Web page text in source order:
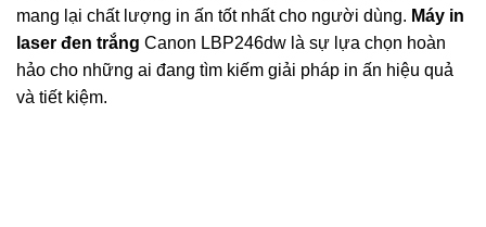
mang lại chất lượng in ấn tốt nhất cho người dùng. Máy in
laser đen trắng Canon LBP246dw là sự lựa chọn hoàn
hảo cho những ai đang tìm kiếm giải pháp in ấn hiệu quả
và tiết kiệm.